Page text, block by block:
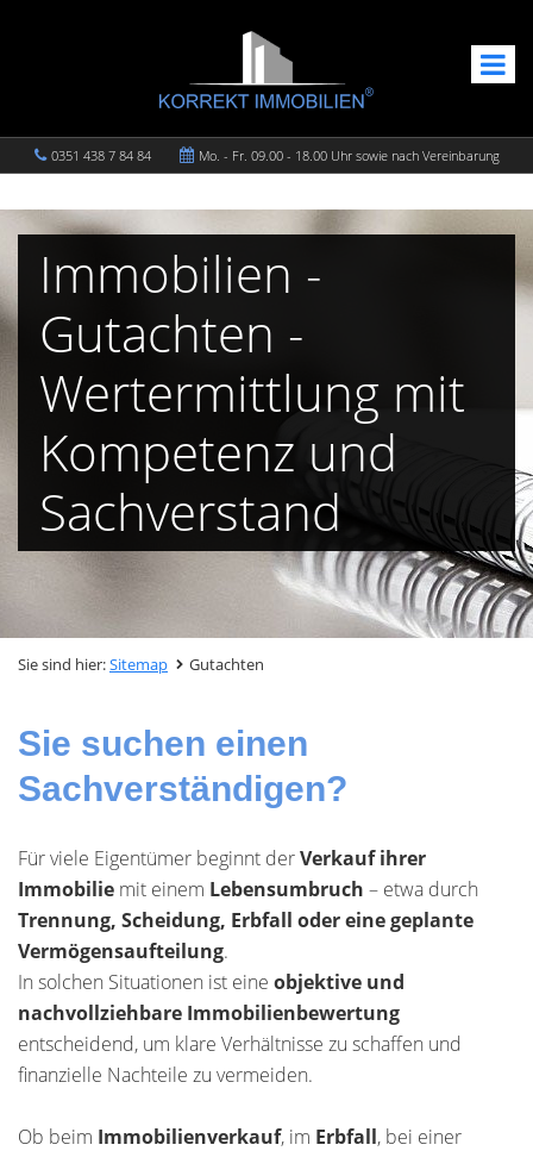
0351 438 7 84 84 Mo. - Fr. 09.00 - 18.00 Uhr sowie nach Vereinbarung
Immobilien -
Gutachten -
Wertermittlung mit
Kompetenz und
Sachverstand
Sie sind hier:Sitemap Gutachten
Sie suchen einen
Sachverständigen?
Für viele Eigentümer beginnt derVerkauf ihrer
Immobilie mit einem Lebensumbruch – etwa durch
Trennung, Scheidung, Erbfall oder eine geplante
Vermögensaufteilung.
In solchen Situationen ist eine objektive und
nachvollziehbare Immobilienbewertung
entscheidend, um klare Verhältnisse zu schaffen und
finanzielle Nachteile zu vermeiden.
Ob beim Immobilienverkauf, im Erbfall, bei einer